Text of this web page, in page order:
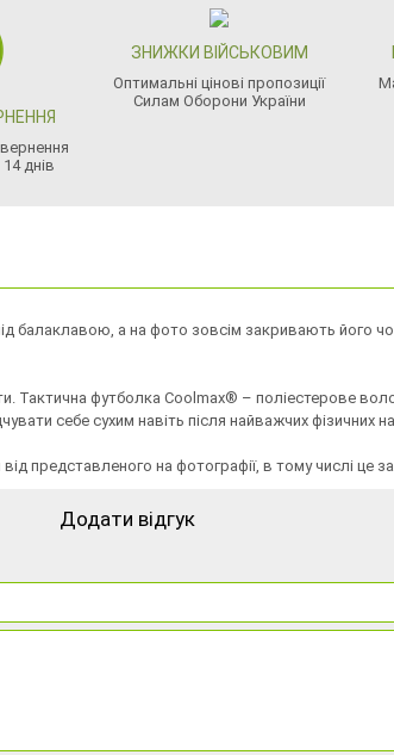
днів
ЗНИЖКИ ВІЙСЬКОВИМ
Оптимальні цінові пропозиції
Силам Оборони України
балаклавою, а на фото зовсім закривають
Тактична футболка Coolmax® – поліестерове
себе сухим навіть після найважчих фізичних
представленого на фотографії, в тому числі
Додати відгук